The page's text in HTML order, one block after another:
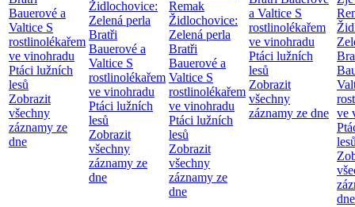
Bauerové a
Valtice S
rostlinolékařem
ve vinohradu
Ptáci lužních
lesů
Zobrazit
všechny
záznamy ze
dne
Židlochovice:
Zelená perla
Bratři
Bauerové a
Valtice S
rostlinolékařem
ve vinohradu
Ptáci lužních
lesů
Zobrazit
všechny
záznamy ze
dne
Remak
Židlochovice:
Zelená perla
Bratři
Bauerové a
Valtice S
rostlinolékařem
ve vinohradu
Ptáci lužních
lesů
Zobrazit
všechny
záznamy ze
dne
a Valtice S
rostlinolékařem
ve vinohradu
Ptáci lužních
lesů
Zobrazit
všechny
záznamy ze dne ve
dne